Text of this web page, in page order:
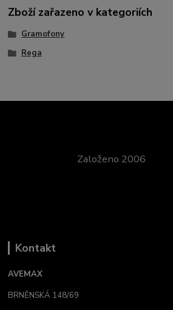
Zboží zařazeno v kategoriích
Gramofony
Rega
Založeno 2006
Kontakt
AVEMAX
BRNĚNSKÁ 148/69